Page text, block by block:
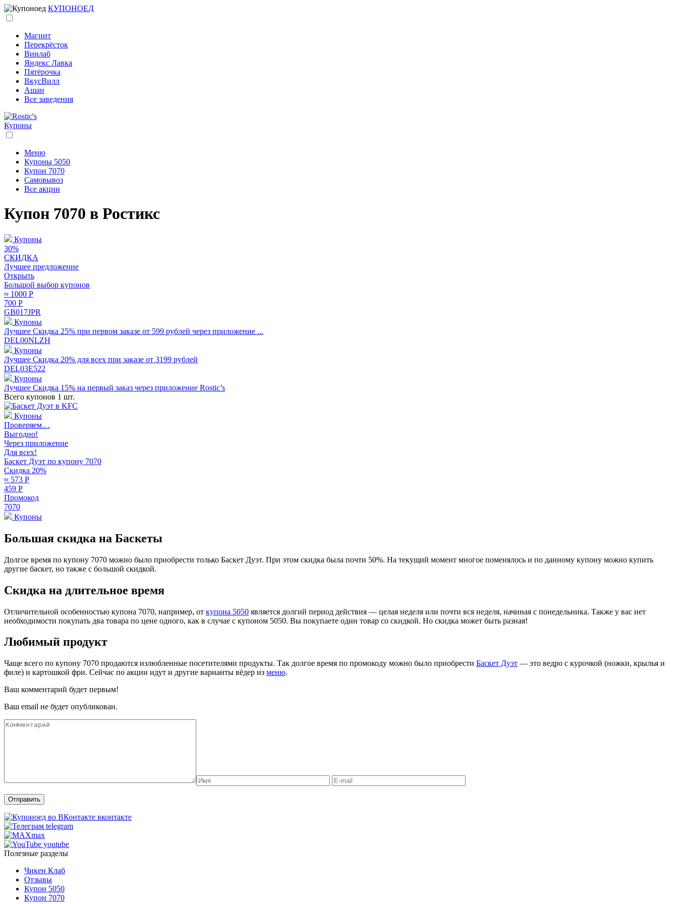
КУПОНОЕД
Магнит
Перекрёсток
Винлаб
Яндекс Лавка
Пятёрочка
ВкусВилл
Ашан
Все заведения
Купоны
Меню
Купоны 5050
Купон 7070
Самовывоз
Все акции
Купон 7070 в Ростикс
Купоны
30%
СКИДКА
Лучшее предложение
Открыть
Большой выбор купонов
≈ 1000 Р
700 Р
GB017JPR
Купоны
Лучшее Скидка 25% при первом заказе от 599 рублей через приложение ...
DEL00NLZH
Купоны
Лучшее Скидка 20% для всех при заказе от 3199 рублей
DEL03E522
Купоны
Лучшее Скидка 15% на первый заказ через приложение Rostic’s
Всего купонов 1 шт.
Купоны
Проверяем…
Выгодно!
Через приложение
Для всех!
Баскет Дуэт по купону 7070
Скидка 20%
≈ 573 Р
459 Р
Промокод
7070
Купоны
Большая скидка на Баскеты
Долгое время по купону 7070 можно было приобрести только Баскет Дуэт. При этом скидка была почти 50%. На текущий момент многое поменялось и по данному купону можно купить
другие баскет, но также с большой скидкой.
Скидка на длительное время
Отличительной особенностью купона 7070, например, от купона 5050 является долгий период действия — целая неделя или почти вся неделя, начиная с понедельника. Также у вас нет
необходимости покупать два товара по цене одного, как в случае с купоном 5050. Вы покупаете один товар со скидкой. Но скидка может быть разная!
Любимый продукт
Чаще всего по купону 7070 продаются излюбленные посетителями продукты. Так долгое время по промокоду можно было приобрести Баскет Дуэт — это ведро с курочкой (ножки, крылья и
филе) и картошкой фри. Сейчас по акции идут и другие варианты вёдер из меню.
Ваш комментарий будет первым!
Ваш email не будет опубликован.
вконтакте
telegram
max
youtube
Полезные разделы
Чикен Клаб
Отзывы
Купон 5050
Купон 7070